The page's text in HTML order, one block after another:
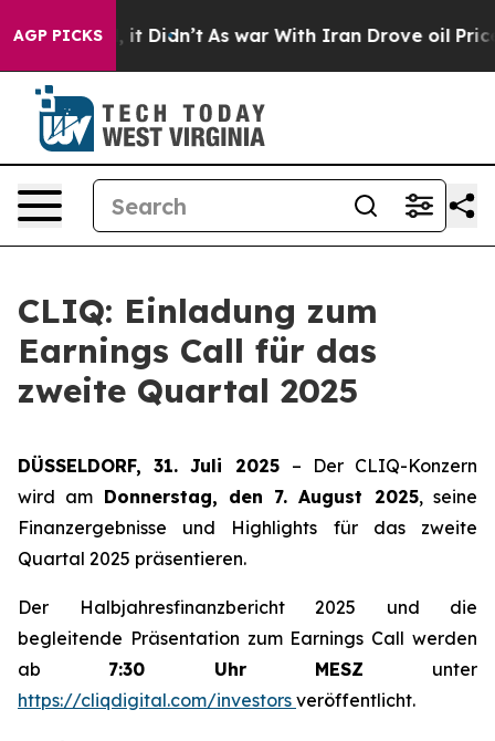
AGP PICKS
Well, it Didn’t As war With Iran Drove oil Prices
CLIQ: Einladung zum
Earnings Call für das
zweite Quartal 2025
DÜSSELDORF, 31. Juli 2025 – Der CLIQ-Konzern
wird am Donnerstag, den 7. August 2025, seine
Finanzergebnisse und Highlights für das zweite
Quartal 2025 präsentieren.
Der Halbjahresfinanzbericht 2025 und die
begleitende Präsentation zum Earnings Call werden
ab 7:30 Uhr MESZ unter
https://cliqdigital.com/investors veröffentlicht.